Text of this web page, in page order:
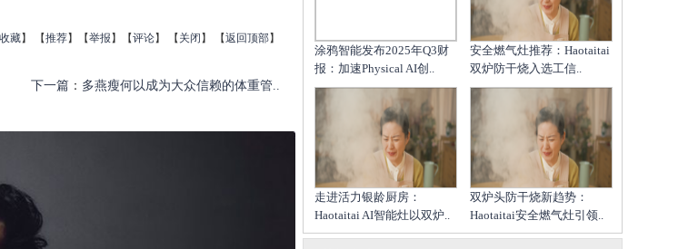
收藏】 【推荐】【举报 】【评论】 【 关闭 】 【返回顶部】
下一篇 ： 多燕瘦何以成为大众信赖的体重管..
涂鸦智能发布2025年Q3财
报：加速Physical AI创..
安全燃气灶推荐：Haotaitai
双炉防干烧入选工信..
走进活力银龄厨房：
Haotaitai AI智能灶以双炉..
双炉头防干烧新趋势：
Haotaitai安全燃气灶引领..